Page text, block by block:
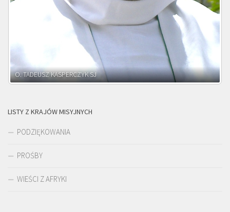
O. ADNRZEJ LEŚNIARA SJ
LISTY Z KRAJÓW MISYJNYCH
PODZIĘKOWANIA
PROŚBY
WIEŚCI Z AFRYKI